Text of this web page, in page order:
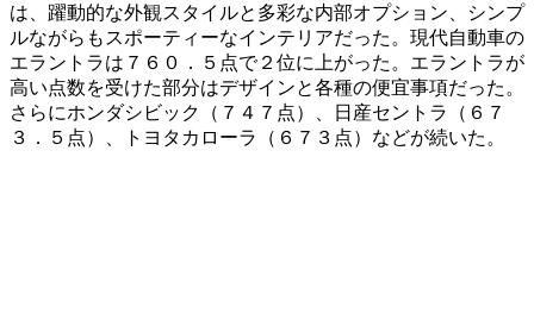
は、躍動的な外観スタイルと多彩な内部オプション、シンプ
ルながらもスポーティーなインテリアだった。現代自動車の
エラントラは７６０．５点で２位に上がった。エラントラが
高い点数を受けた部分はデザインと各種の便宜事項だった。
さらにホンダシビック（７４７点）、日産セントラ（６７
３．５点）、トヨタカローラ（６７３点）などが続いた。